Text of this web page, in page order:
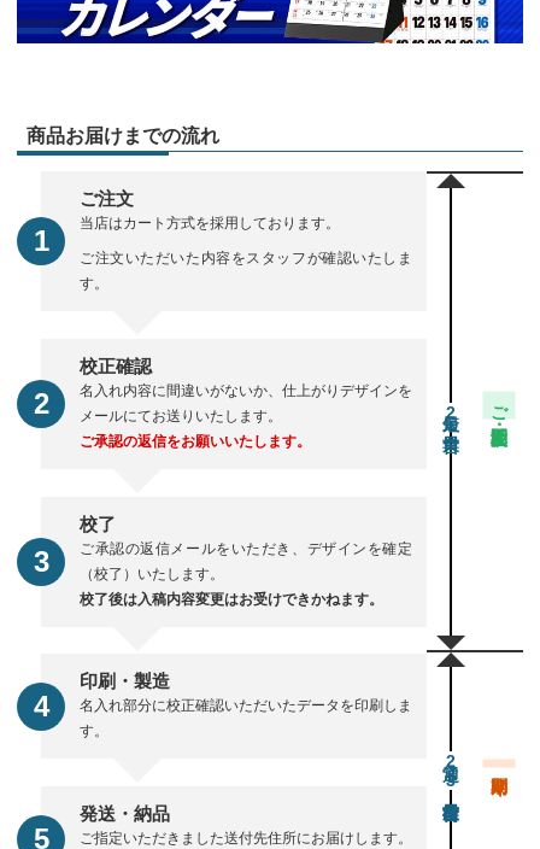
商品お届けまでの流れ
ご注文
当店はカート方式を採用しております。
ご注文いただいた内容をスタッフが確認いたしま
す。
校正確認
名入れ内容に間違いがないか、仕上がりデザインを
メールにてお送りいたします。
ご承認の返信をお願いいたします。
校了
ご承認の返信メールをいただき、デザインを確定
（校了）いたします。
校了後は入稿内容変更はお受けできかねます。
2 ご注文・校正期間
印刷・製造
名入れ部分に校正確認いただいたデータを印刷しま
す。
発送・納品
ご指定いただきました送付先住所にお届けします。
通常23営業日後出荷